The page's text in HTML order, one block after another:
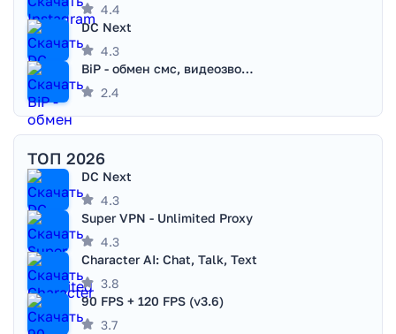
4.4
DC Next
4.3
BiP - обмен смс, видеозвонками
2.4
ТОП 2026
DC Next
4.3
Super VPN - Unlimited Proxy
4.3
Character AI: Chat, Talk, Text
3.8
90 FPS + 120 FPS (v3.6)
3.7